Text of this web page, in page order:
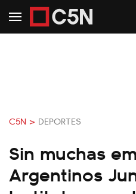
C5N > DEPORTES
Sin muchas
Argentinos